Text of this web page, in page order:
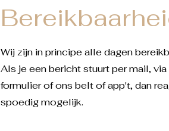
Wij zijn in principe alle dagen
Als je een bericht stuurt per mail,
formulier of ons belt of app't, dan
spoedig mogelijk.